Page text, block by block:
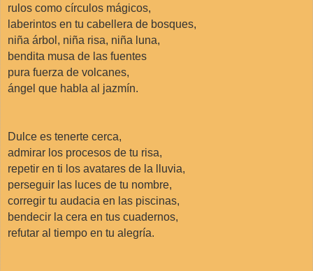
rulos como círculos mágicos,
laberintos en tu cabellera de bosques,
niña árbol, niña risa, niña luna,
bendita musa de las fuentes
pura fuerza de volcanes,
ángel que habla al jazmín.
Dulce es tenerte cerca,
admirar los procesos de tu risa,
repetir en ti los avatares de la lluvia,
perseguir las luces de tu nombre,
corregir tu audacia en las piscinas,
bendecir la cera en tus cuadernos,
refutar al tiempo en tu alegría.